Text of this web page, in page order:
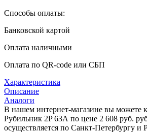
Способы оплаты:
Банковской картой
Оплата наличными
Оплата по QR-code или СБП
Характеристика
Описание
Аналоги
В нашем интернет-магазине вы можете
Рубильник 2P 63А по цене 2 608 руб.
осуществляется по Санкт-Петербургу и